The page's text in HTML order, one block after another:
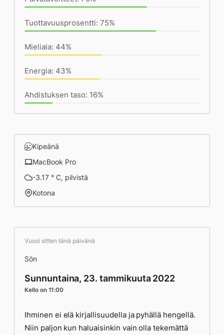
Tuottavuusprosentti: 75%
Mieliala: 44%
Energia: 43%
Ahdistuksen taso: 16%
Kipeänä
MacBook Pro
-3.17 ° C, pilvistä
Kotona
Vuosi sitten tänä päivänä
Sön
Sunnuntaina, 23. tammikuuta 2022
Kello on 11:00
Ihminen ei elä kirjallisuudella ja pyhällä hengellä.
Niin paljon kun haluaisinkin vain olla tekemättä